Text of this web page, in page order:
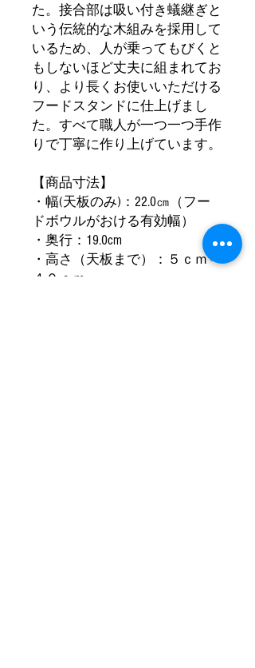
た。接合部は吸い付き蟻継ぎと
いう伝統的な木組みを採用して
いるため、人が乗ってもびくと
もしないほど丈夫に組まれてお
り、より長くお使いいただける
フードスタンドに仕上げまし
た。すべて職人が一つ一つ手作
りで丁寧に作り上げています。
【商品寸法】
・幅(天板のみ)：22.0㎝（フー
ドボウルがおける有効幅）
・奥行：19.0cm
・高さ（天板まで）：５ｃｍ～
４０ｃｍ